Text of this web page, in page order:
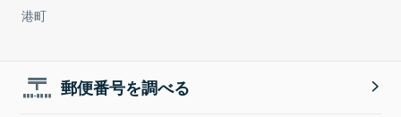
港町
郵便番号を調べる